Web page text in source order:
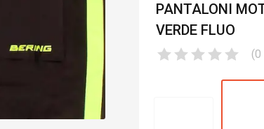
PANTALONI
VERDE FLUO
(0